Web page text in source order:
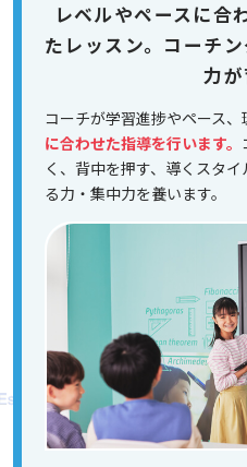
レベルやペースに合
たレッスン。コーチ
力
コーチが学習進捗やペース、
に合わせた指導を行います。
く、背中を押す、導くスタ
る力・集中力を養います。